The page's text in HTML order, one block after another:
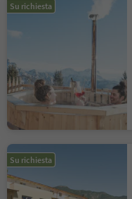
Su richiesta
Su richiesta